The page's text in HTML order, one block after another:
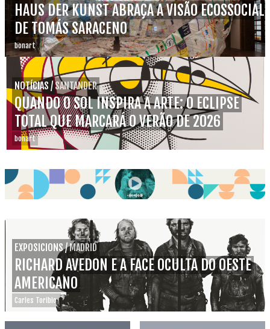
HAUS DER KUNST ABRAÇA A VISÃO ECOSSOCIAL
DE TOMÁS SARACENO
bonart
NOTÍCIAS /SANTANDER
QUANDO O SOL INSPIRA A ARTE: O ECLIPSE
TOTAL QUE MARCARÁ O VERÃO DE 2026
bonart
EXPOSICIONS/MADRID
RICHARD AVEDON E A FACE OCULTA DO OESTE
AMERICANO
Carles Toribio